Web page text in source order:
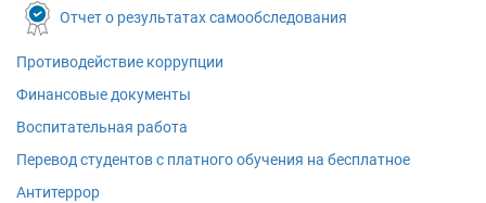
Отчет о результатах самообследования
Противодействие коррупции
Финансовые документы
Воспитательная работа
Перевод студентов с платного обучения на бесплатное
Антитеррор